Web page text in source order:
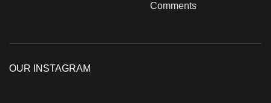
Comments
OUR INSTAGRAM